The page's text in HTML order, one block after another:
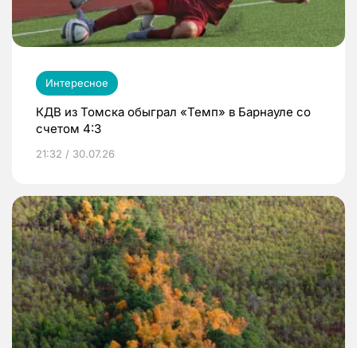
Интересное
КДВ из Томска обыграл «Темп» в Барнауле со
счетом 4:3
21:32 / 30.07.26